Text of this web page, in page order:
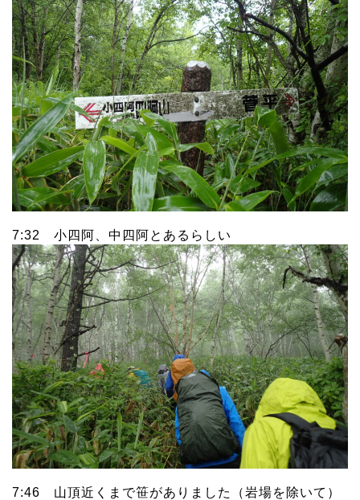
7:32 小四阿、中四阿とあるらしい
7:46 山頂近くまで笹がありました（岩場を除いて）